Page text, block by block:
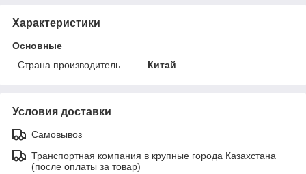
Характеристики
Основные
Страна производитель
Китай
Условия доставки
Самовывоз
Транспортная компания в крупные города Казахстана
(после оплаты за товар)